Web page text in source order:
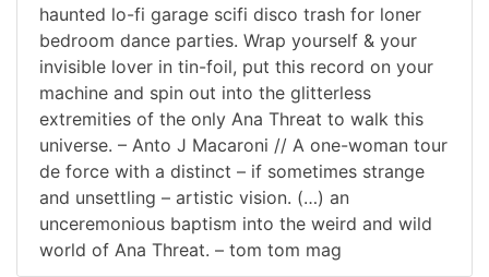
haunted lo-fi garage scifi disco trash for loner
bedroom dance parties. Wrap yourself & your
invisible lover in tin-foil, put this record on your
machine and spin out into the glitterless
extremities of the only Ana Threat to walk this
universe. – Anto J Macaroni // A one-woman tour
de force with a distinct – if sometimes strange
and unsettling – artistic vision. (…) an
unceremonious baptism into the weird and wild
world of Ana Threat. – tom tom mag